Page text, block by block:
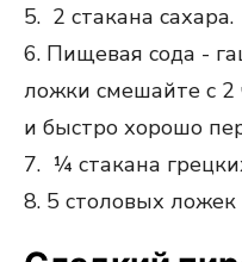
5. 2 стакана сахара.
6. Пищевая сода -
ложки смешайте с
и быстро хорошо
7. ¼ стакана
8. 5 столовых ложек